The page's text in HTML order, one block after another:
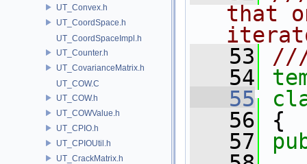
UT_Convex.h
UT_CoordSpace.h
UT_CoordSpaceImpl.h
UT_Counter.h
UT_CovarianceMatrix.h
UT_COW.C
UT_COW.h
UT_COWValue.h
UT_CPIO.h
UT_CPIOUtil.h
UT_CrackMatrix.h
that
   53
///
   54
   55
   56
{
   57